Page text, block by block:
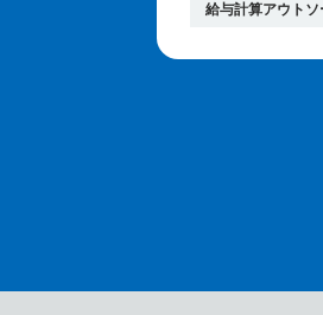
給与計算アウトソ